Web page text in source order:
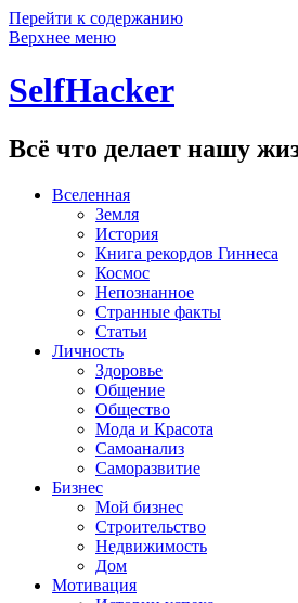
Перейти к содержанию
Верхнее меню
SelfHacker
Всё что делает нашу
Вселенная
Земля
История
Книга рекордов Гиннеса
Космос
Непознанное
Странные факты
Статьи
Личность
Здоровье
Общение
Общество
Мода и Красота
Самоанализ
Саморазвитие
Бизнес
Мой бизнес
Строительство
Недвижимость
Дом
Мотивация